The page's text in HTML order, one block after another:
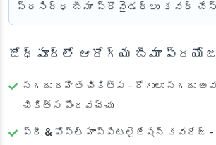
ప్రసిద్ధ బీమా ప్రొవైడర్లు కవర్
జోధ్‌పూర్‌లో ఆరోగ్య బీమా
నగదు రహిత చికిత్స - రోగులు నగదు
చికిత్స పొందవచ్చు
ప్రీ & పోస్ట్ హాస్పిటలైజేషన్ కవరేజ్